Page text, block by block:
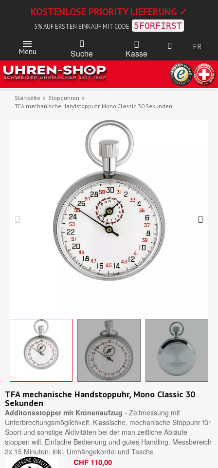
KOSTENLOSE PRIORITY LIEFERUNG ✓
5% AUF ERSTEN EINKAUF MIT CODE 5FORFIRST
Menü Suche Kasse
FR
Startseite
Stoppuhren
TFA mechanische Handstoppuhr, Mono Classic 30 Sekunden
TFA mechanische Handstoppuhr, Mono Classic 30
Sekunden
Additonsstopper mit Kronenaufzug - Zeitmessung mit
Unterbrechungsmöglichkeit. Klassische, mechanische Stoppuhr für
Sport und sonstige Aktivitäten bei der man zeitliche Abläufe
stoppen will. Einfache Bedienung und gutes Handling. Messbereich
2x 15 Minuten. inkl. Umhängekordel und Tasche
CHF 110,00